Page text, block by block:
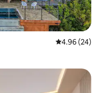
レビュー24
4.96 (24)